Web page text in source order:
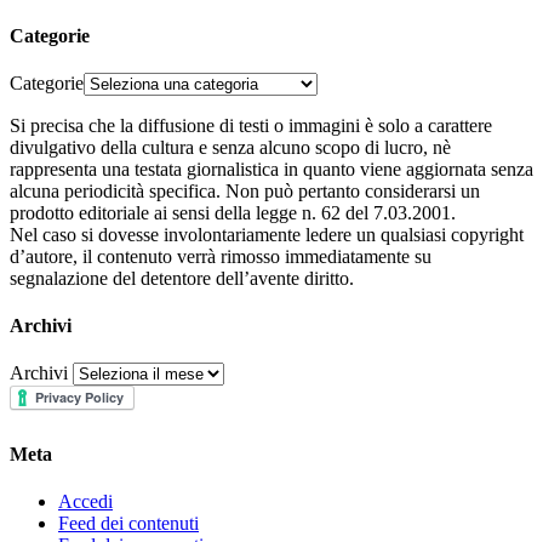
Categorie
Categorie
Si precisa che la diffusione di testi o immagini è solo a carattere
divulgativo della cultura e senza alcuno scopo di lucro, nè
rappresenta una testata giornalistica in quanto viene aggiornata senza
alcuna periodicità specifica. Non può pertanto considerarsi un
prodotto editoriale ai sensi della legge n. 62 del 7.03.2001.
Nel caso si dovesse involontariamente ledere un qualsiasi copyright
d’autore, il contenuto verrà rimosso immediatamente su
segnalazione del detentore dell’avente diritto.
Archivi
Archivi
Meta
Accedi
Feed dei contenuti